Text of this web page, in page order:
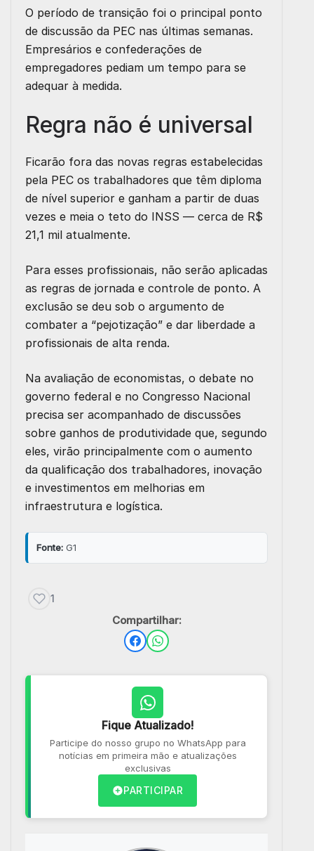
O período de transição foi o principal ponto
de discussão da PEC nas últimas semanas.
Empresários e confederações de
empregadores pediam um tempo para se
adequar à medida.
Regra não é universal
Ficarão fora das novas regras estabelecidas
pela PEC os trabalhadores que têm diploma
de nível superior e ganham a partir de duas
vezes e meia o teto do INSS — cerca de R$
21,1 mil atualmente.
Para esses profissionais, não serão aplicadas
as regras de jornada e controle de ponto. A
exclusão se deu sob o argumento de
combater a “pejotização” e dar liberdade a
profissionais de alta renda.
Na avaliação de economistas, o debate no
governo federal e no Congresso Nacional
precisa ser acompanhado de discussões
sobre ganhos de produtividade que, segundo
eles, virão principalmente com o aumento
da qualificação dos trabalhadores, inovação
e investimentos em melhorias em
infraestrutura e logística.
Fonte: G1
1
Compartilhar:
Fique Atualizado!
Participe do nosso grupo no WhatsApp para
notícias em primeira mão e atualizações
exclusivas
PARTICIPAR